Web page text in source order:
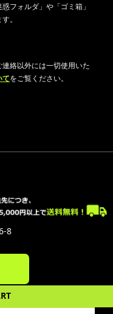
フォルダ」や「ゴミ箱」
。
絡以外には一切使用いた
てをご覧ください。
8